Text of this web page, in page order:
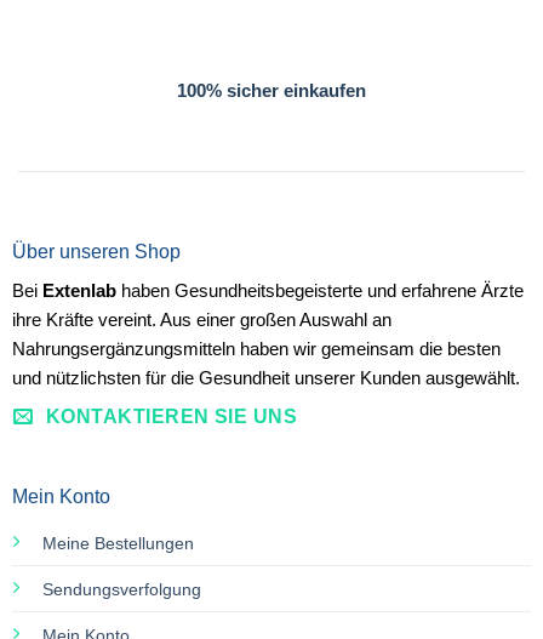
100% sicher einkaufen
Über unseren Shop
Bei Extenlabhaben Gesundheitsbegeisterte und erfahrene Ärzte
ihre Kräfte vereint. Aus einer großen Auswahl an
Nahrungsergänzungsmitteln haben wir gemeinsam die besten
und nützlichsten für die Gesundheit unserer Kunden ausgewählt.
KONTAKTIEREN SIE UNS
Mein Konto
Meine Bestellungen
Sendungsverfolgung
Mein Konto